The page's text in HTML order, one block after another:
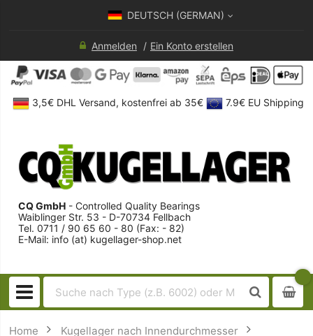
DEUTSCH (GERMAN)
Anmelden Ein Konto erstellen
3,5€ DHL Versand, kostenfrei ab 35€ 7.9€ EU Shipping
CQ GmbH - Controlled Quality Bearings
Waiblinger Str. 53 - D-70734 Fellbach
Tel. 0711 / 90 65 60 - 80 (Fax: - 82)
E-Mail: info (at) kugellager-shop.net
Home
Kugellager nach Innendurchmesser